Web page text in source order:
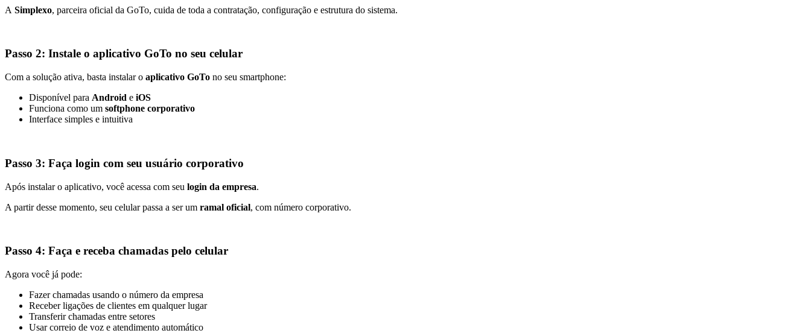
A Simplexo, parceira oficial da GoTo, cuida de toda a contratação, configuração e estrutura do sistema.
Passo 2: Instale o aplicativo GoTo no seu celular
Com a solução ativa, basta instalar o aplicativo GoTo no seu smartphone:
Disponível para Android e iOS
Funciona como um softphone corporativo
Interface simples e intuitiva
Passo 3: Faça login com seu usuário corporativo
Após instalar o aplicativo, você acessa com seu login da empresa.
A partir desse momento, seu celular passa a ser um ramal oficial, com número corporativo.
Passo 4: Faça e receba chamadas pelo celular
Agora você já pode:
Fazer chamadas usando o número da empresa
Receber ligações de clientes em qualquer lugar
Transferir chamadas entre setores
Usar correio de voz e atendimento automático